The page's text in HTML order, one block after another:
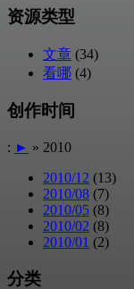
资源类型
文章 (34)
看哪 (4)
创作时间
: ► » 2010
2010/12 (13)
2010/08 (7)
2010/05 (8)
2010/02 (8)
2010/01 (2)
分类